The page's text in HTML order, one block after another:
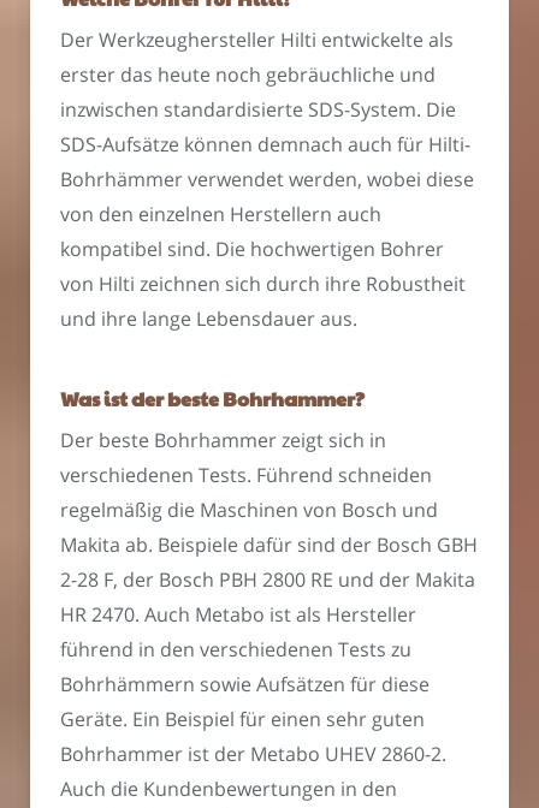
Der Werkzeughersteller Hilti entwickelte als
erster das heute noch gebräuchliche und
inzwischen standardisierte SDS-System. Die
SDS-Aufsätze können demnach auch für Hilti-
Bohrhämmer verwendet werden, wobei diese
von den einzelnen Herstellern auch
kompatibel sind. Die hochwertigen Bohrer
von Hilti zeichnen sich durch ihre Robustheit
und ihre lange Lebensdauer aus.
Was ist der beste Bohrhammer?
Der beste Bohrhammer zeigt sich in
verschiedenen Tests. Führend schneiden
regelmäßig die Maschinen von Bosch und
Makita ab. Beispiele dafür sind der Bosch GBH
2-28 F, der Bosch PBH 2800 RE und der Makita
HR 2470. Auch Metabo ist als Hersteller
führend in den verschiedenen Tests zu
Bohrhämmern sowie Aufsätzen für diese
Geräte. Ein Beispiel für einen sehr guten
Bohrhammer ist der Metabo UHEV 2860-2.
Auch die Kundenbewertungen in den